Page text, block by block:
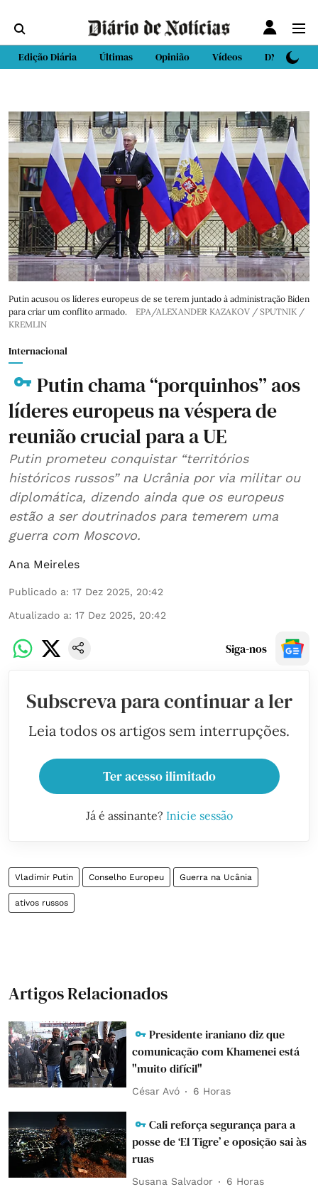
Edição Diária Últimas Opinião Vídeos DN Sport
Putin acusou os líderes europeus de se terem juntado à administração Biden
para criar um conflito armado.
EPA/ALEXANDER KAZAKOV / SPUTNIK /
KREMLIN
Internacional
Putin chama “porquinhos” aos
líderes europeus na véspera de
reunião crucial para a UE
Putin prometeu conquistar “territórios
históricos russos” na Ucrânia por via militar ou
diplomática, dizendo ainda que os europeus
estão a ser doutrinados para temerem uma
guerra com Moscovo.
Ana Meireles
Publicado a: 17 Dez 2025, 20:42
Atualizado a: 17 Dez 2025, 20:42
Siga-nos
Subscreva para continuar a ler
Leia todos os artigos sem interrupções.
Ter acesso ilimitado
Já é assinante? Inicie sessão
Vladimir Putin Conselho Europeu Guerra na Ucânia
ativos russos
Artigos Relacionados
Presidente iraniano diz que
comunicação com Khamenei está
"muito difícil"
César Avó 6 Horas
Cali reforça segurança para a
posse de ‘El Tigre’ e oposição sai às
ruas
Susana Salvador 6 Horas